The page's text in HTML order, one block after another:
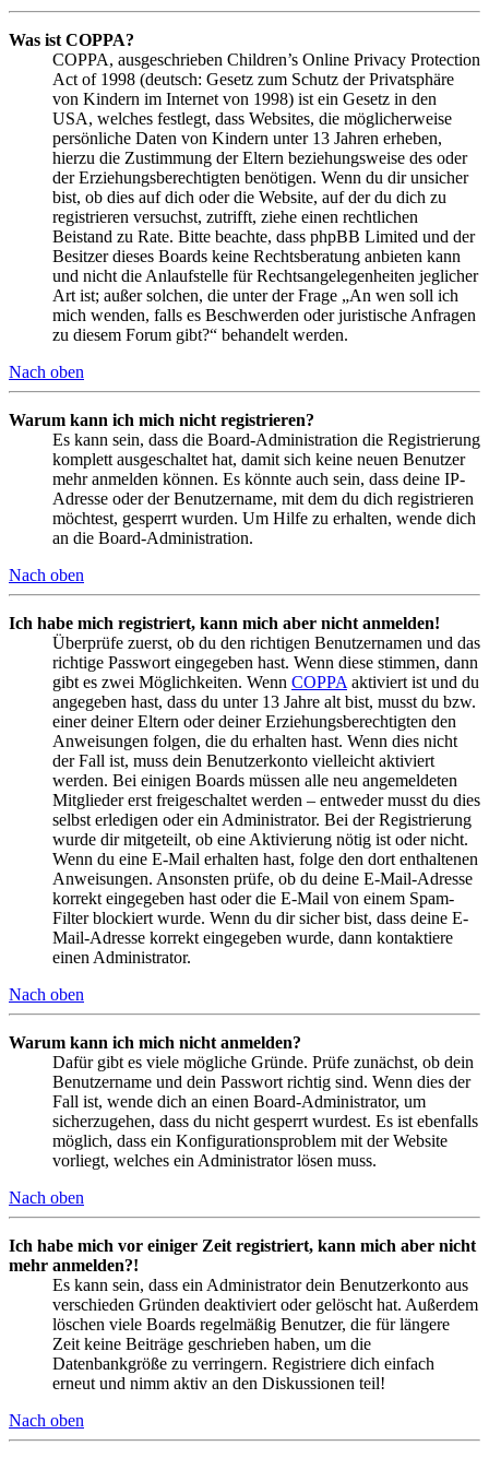
Was ist COPPA?
COPPA, ausgeschrieben Children’s Online Privacy Protection
Act of 1998 (deutsch: Gesetz zum Schutz der Privatsphäre
von Kindern im Internet von 1998) ist ein Gesetz in den
USA, welches festlegt, dass Websites, die möglicherweise
persönliche Daten von Kindern unter 13 Jahren erheben,
hierzu die Zustimmung der Eltern beziehungsweise des oder
der Erziehungsberechtigten benötigen. Wenn du dir unsicher
bist, ob dies auf dich oder die Website, auf der du dich zu
registrieren versuchst, zutrifft, ziehe einen rechtlichen
Beistand zu Rate. Bitte beachte, dass phpBB Limited und der
Besitzer dieses Boards keine Rechtsberatung anbieten kann
und nicht die Anlaufstelle für Rechtsangelegenheiten jeglicher
Art ist; außer solchen, die unter der Frage „An wen soll ich
mich wenden, falls es Beschwerden oder juristische Anfragen
zu diesem Forum gibt?“ behandelt werden.
Nach oben
Warum kann ich mich nicht registrieren?
Es kann sein, dass die Board-Administration die Registrierung
komplett ausgeschaltet hat, damit sich keine neuen Benutzer
mehr anmelden können. Es könnte auch sein, dass deine IP-
Adresse oder der Benutzername, mit dem du dich registrieren
möchtest, gesperrt wurden. Um Hilfe zu erhalten, wende dich
an die Board-Administration.
Nach oben
Ich habe mich registriert, kann mich aber nicht anmelden!
Überprüfe zuerst, ob du den richtigen Benutzernamen und das
richtige Passwort eingegeben hast. Wenn diese stimmen, dann
gibt es zwei Möglichkeiten. Wenn COPPA aktiviert ist und du
angegeben hast, dass du unter 13 Jahre alt bist, musst du bzw.
einer deiner Eltern oder deiner Erziehungsberechtigten den
Anweisungen folgen, die du erhalten hast. Wenn dies nicht
der Fall ist, muss dein Benutzerkonto vielleicht aktiviert
werden. Bei einigen Boards müssen alle neu angemeldeten
Mitglieder erst freigeschaltet werden – entweder musst du dies
selbst erledigen oder ein Administrator. Bei der Registrierung
wurde dir mitgeteilt, ob eine Aktivierung nötig ist oder nicht.
Wenn du eine E-Mail erhalten hast, folge den dort enthaltenen
Anweisungen. Ansonsten prüfe, ob du deine E-Mail-Adresse
korrekt eingegeben hast oder die E-Mail von einem Spam-
Filter blockiert wurde. Wenn du dir sicher bist, dass deine E-
Mail-Adresse korrekt eingegeben wurde, dann kontaktiere
einen Administrator.
Nach oben
Warum kann ich mich nicht anmelden?
Dafür gibt es viele mögliche Gründe. Prüfe zunächst, ob dein
Benutzername und dein Passwort richtig sind. Wenn dies der
Fall ist, wende dich an einen Board-Administrator, um
sicherzugehen, dass du nicht gesperrt wurdest. Es ist ebenfalls
möglich, dass ein Konfigurationsproblem mit der Website
vorliegt, welches ein Administrator lösen muss.
Nach oben
Ich habe mich vor einiger Zeit registriert, kann mich aber nicht
mehr anmelden?!
Es kann sein, dass ein Administrator dein Benutzerkonto aus
verschieden Gründen deaktiviert oder gelöscht hat. Außerdem
löschen viele Boards regelmäßig Benutzer, die für längere
Zeit keine Beiträge geschrieben haben, um die
Datenbankgröße zu verringern. Registriere dich einfach
erneut und nimm aktiv an den Diskussionen teil!
Nach oben